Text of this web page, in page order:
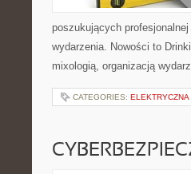
poszukujących
wydarzenia. Nowości to
mixologią, organizacją
CATEGORIES: ELEKTRYCZNA